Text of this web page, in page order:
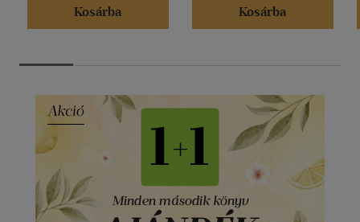
Kosárba
Kosárba